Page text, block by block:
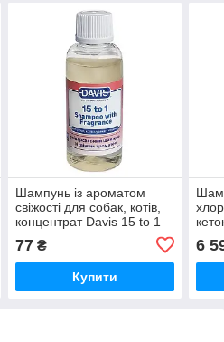
Шампунь із ароматом
свіжості для собак, котів,
концентрат Davis 15 to 1
Shampoo Fresh Fragrance
(FTOFSG)
77₴
Купити
6